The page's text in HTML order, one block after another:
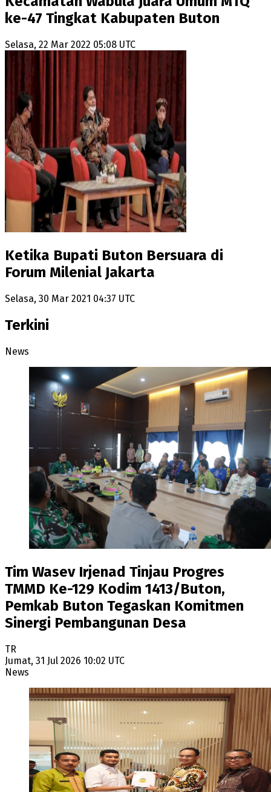
ke-47 Tingkat Kabupaten Buton
Selasa, 22 Mar 2022 05:08 UTC
Ketika Bupati Buton Bersuara di
Forum Milenial Jakarta
Selasa, 30 Mar 2021 04:37 UTC
Terkini
News
Tim Wasev Irjenad Tinjau Progres
TMMD Ke-129 Kodim 1413/Buton,
Pemkab Buton Tegaskan Komitmen
Sinergi Pembangunan Desa
TR
Jumat, 31 Jul 2026 10:02 UTC
News